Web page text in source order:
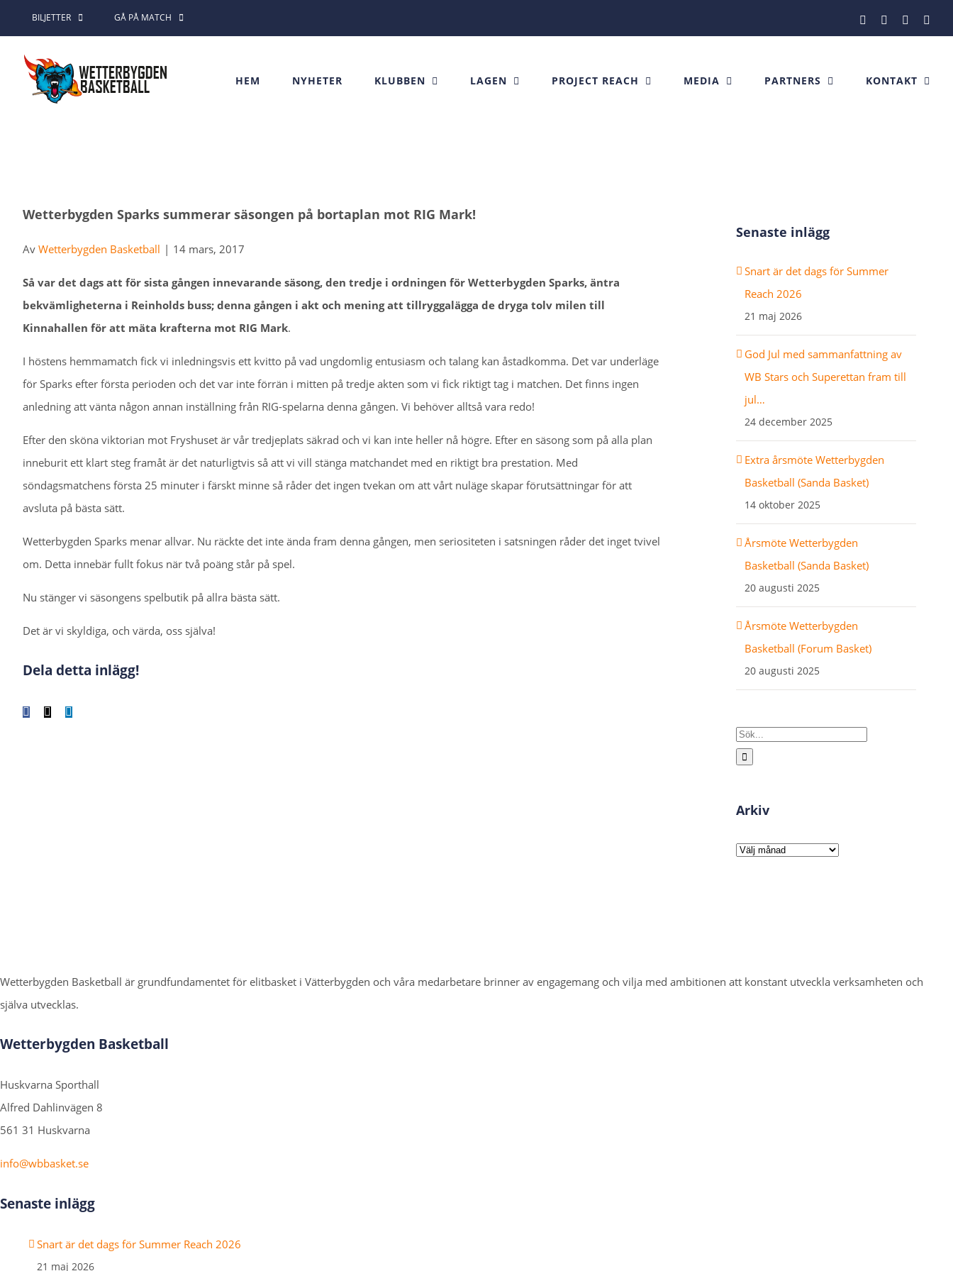
Fortsätt
till
innehållet
BILJETTER GÅ PÅ MATCH FacebookInstagram
HEM NYHETER KLUBBEN LAGEN PROJECT REACH MEDIA PARTNERS KONTAKT
Wetterbygden Sparks summerar säsongen på bortaplan mot RIG Mark!
Av Wetterbygden Basketball | 14 mars, 2017
Så var det dags att för sista gången innevarande säsong, den tredje i ordningen för Wetterbygden Sparks, äntra
bekvämligheterna i Reinholds buss; denna gången i akt och mening att tillryggalägga de dryga tolv milen till
Kinnahallen för att mäta krafterna mot RIG Mark.
I höstens hemmamatch fick vi inledningsvis ett kvitto på vad ungdomlig entusiasm och talang kan åstadkomma. Det var underläge
för Sparks efter första perioden och det var inte förrän i mitten på tredje akten som vi fick riktigt tag i matchen. Det finns ingen
anledning att vänta någon annan inställning från RIG-spelarna denna gången. Vi behöver alltså vara redo!
Efter den sköna viktorian mot Fryshuset är vår tredjeplats säkrad och vi kan inte heller nå högre. Efter en säsong som på alla plan
inneburit ett klart steg framåt är det naturligtvis så att vi vill stänga matchandet med en riktigt bra prestation. Med
söndagsmatchens första 25 minuter i färskt minne så råder det ingen tvekan om att vårt nuläge skapar förutsättningar för att
avsluta på bästa sätt.
Wetterbygden Sparks menar allvar. Nu räckte det inte ända fram denna gången, men seriositeten i satsningen råder det inget tvivel
om. Detta innebär fullt fokus när två poäng står på spel.
Nu stänger vi säsongens spelbutik på allra bästa sätt.
Det är vi skyldiga, och värda, oss själva!
Dela detta inlägg!
Facebook
Senaste inlägg
Snart är det dags för Summer
Reach 2026
21 maj 2026
God Jul med sammanfattning av
WB Stars och Superettan fram till
jul…
24 december 2025
Extra årsmöte Wetterbygden
Basketball (Sanda Basket)
14 oktober 2025
Årsmöte Wetterbygden
Basketball (Sanda Basket)
20 augusti 2025
Årsmöte Wetterbygden
Basketball (Forum Basket)
20 augusti 2025
Sök
efter:
Arkiv
Arkiv
Wetterbygden Basketball är grundfundamentet för elitbasket i Vätterbygden och våra medarbetare brinner av engagemang och vilja med ambitionen att konstant utveckla verksamheten och
själva utvecklas.
Wetterbygden Basketball
Huskvarna Sporthall
Alfred Dahlinvägen 8
561 31 Huskvarna
info@wbbasket.se
Senaste inlägg
Snart är det dags för Summer Reach 2026
21 maj 2026